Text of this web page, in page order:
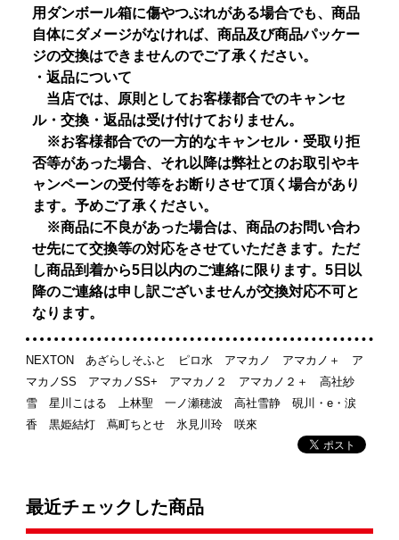
用ダンボール箱に傷やつぶれがある場合でも、商品
自体にダメージがなければ、商品及び商品パッケー
ジの交換はできませんのでご了承ください。
・返品について
当店では、原則としてお客様都合でのキャンセ
ル・交換・返品は受け付けておりません。
※お客様都合での一方的なキャンセル・受取り拒
否等があった場合、それ以降は弊社とのお取引やキ
ャンペーンの受付等をお断りさせて頂く場合があり
ます。予めご了承ください。
※商品に不良があった場合は、商品のお問い合わ
せ先にて交換等の対応をさせていただきます。ただ
し商品到着から5日以内のご連絡に限ります。5日以
降のご連絡は申し訳ございませんが交換対応不可と
なります。
NEXTON あざらしそふと ピロ水 アマカノ アマカノ＋ ア
マカノSS アマカノSS+ アマカノ２ アマカノ２＋ 高社紗
雪 星川こはる 上林聖 一ノ瀬穂波 高社雪静 硯川・e・涙
香 黒姫結灯 蔦町ちとせ 氷見川玲 咲來
最近チェックした商品